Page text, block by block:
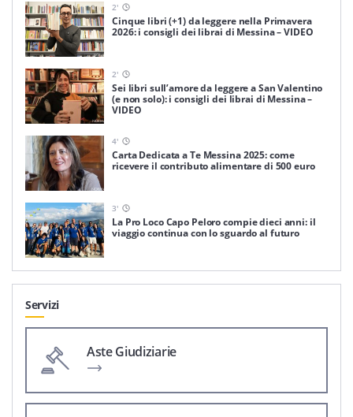
2'
Cinque libri (+1) da leggere nella Primavera
2026: i consigli dei librai di Messina – VIDEO
2'
Sei libri sull’amore da leggere a San Valentino
(e non solo): i consigli dei librai di Messina –
VIDEO
4'
Carta Dedicata a Te Messina 2025: come
ricevere il contributo alimentare di 500 euro
3'
La Pro Loco Capo Peloro compie dieci anni: il
viaggio continua con lo sguardo al futuro
Servizi
Aste Giudiziarie